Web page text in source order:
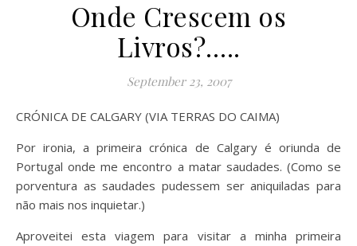
Onde Crescem os
Livros?…..
September 23, 2007
CRÓNICA DE CALGARY (VIA TERRAS DO CAIMA)
Por ironia, a primeira crónica de Calgary é oriunda de
Portugal onde me encontro a matar saudades. (Como se
porventura as saudades pudessem ser aniquiladas para
não mais nos inquietar.)
Aproveitei esta viagem para visitar a minha primeira